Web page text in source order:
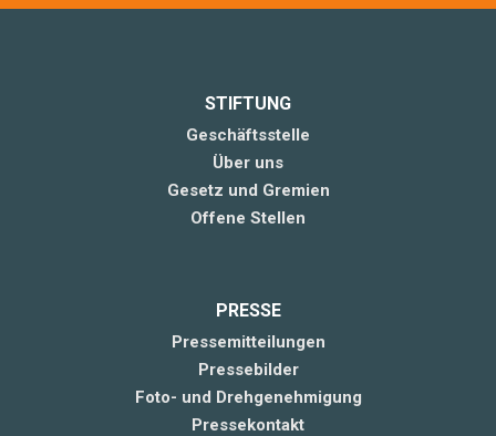
STIFTUNG
Geschäftsstelle
Über uns
Gesetz und Gremien
Offene Stellen
PRESSE
Pressemitteilungen
Pressebilder
Foto- und Drehgenehmigung
Pressekontakt